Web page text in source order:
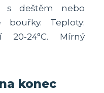
s deštěm nebo
bouřky. Teploty:
20-24°C. Mírný
konec